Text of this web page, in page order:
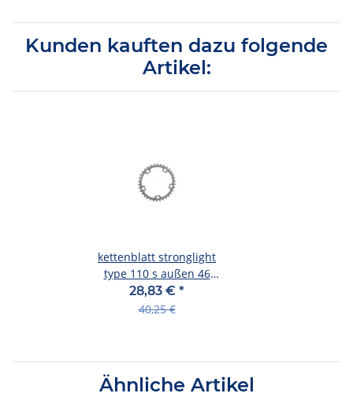
Kunden kauften dazu folgende
Artikel:
kettenblatt stronglight
type 110 s außen 46
zähne, silber, 9/10-fach
28,83 € *
40,25 €
Ähnliche Artikel